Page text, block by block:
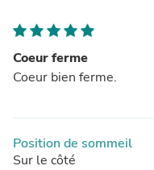
Coeur ferme
Coeur bien ferme.
Position de sommeil
Sur le côté